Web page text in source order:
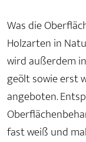
Was die
Holzarten in
wird außerdem
geölt sowie erst
angeboten.
fast weiß und